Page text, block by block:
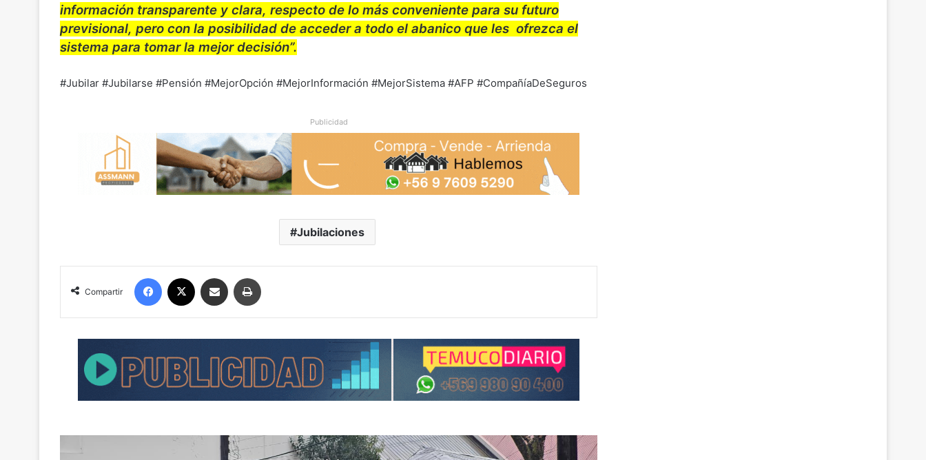
información transparente y clara, respecto de lo más conveniente para su futuro
previsional, pero con la posibilidad de acceder a todo el abanico que les ofrezca el
sistema para tomar la mejor decisión”.
#Jubilar #Jubilarse #Pensión #MejorOpción #MejorInformación #MejorSistema #AFP #CompañíaDeSeguros
Publicidad
Jubilaciones
Compartir